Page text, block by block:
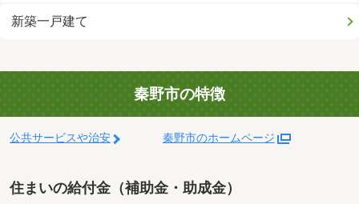
新築一戸建て
秦野市の特徴
公共サービスや治安 秦野市のホームページ
住まいの給付金（補助金・助成金）